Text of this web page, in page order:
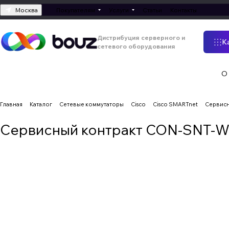
Москва Покупателям Услуги Статьи Контакты
Дистрибуция серверного и
сетевого оборудования
О
Главная Каталог Сетевые коммутаторы Cisco Cisco SMARTnet
Сервисный контракт CON-SNT-